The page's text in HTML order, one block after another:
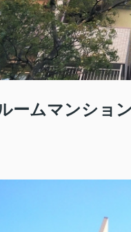
ームマンショ